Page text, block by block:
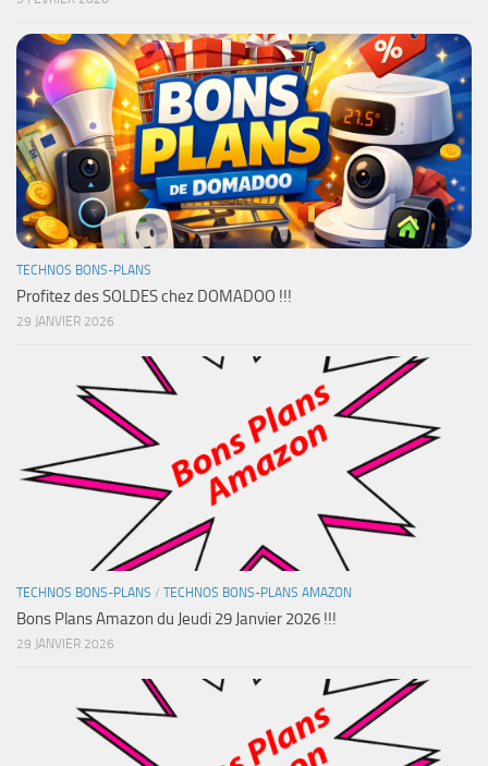
TECHNOS BONS-PLANS
Profitez des SOLDES chez DOMADOO !!!
29 JANVIER 2026
TECHNOS BONS-PLANS / TECHNOS BONS-PLANS AMAZON
Bons Plans Amazon du Jeudi 29 Janvier 2026 !!!
29 JANVIER 2026